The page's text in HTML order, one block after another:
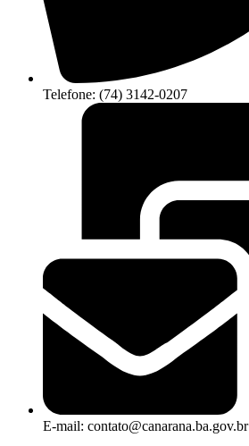
Telefone: (74) 3142-0207
E-mail: contato@canarana.ba.gov.br